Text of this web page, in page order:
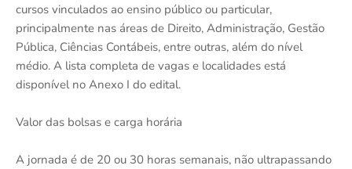
cursos vinculados ao ensino público ou particular,
principalmente nas áreas de Direito, Administração, Gestão
Pública, Ciências Contábeis, entre outras, além do nível
médio. A lista completa de vagas e localidades está
disponível no Anexo I do edital.
Valor das bolsas e carga horária
A jornada é de 20 ou 30 horas semanais, não ultrapassando